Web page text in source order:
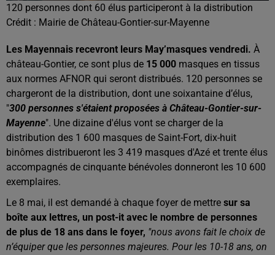
120 personnes dont 60 élus participeront à la distribution
Crédit : Mairie de Château-Gontier-sur-Mayenne
Les Mayennais recevront leurs May’masques vendredi. À
château-Gontier, ce sont plus de 15 000 masques en tissus
aux normes AFNOR qui seront distribués. 120 personnes se
chargeront de la distribution, dont une soixantaine d’élus,
"300 personnes s'étaient proposées à Château-Gontier-sur-
Mayenne". Une dizaine d'élus vont se charger de la
distribution des 1 600 masques de Saint-Fort, dix-huit
binômes distribueront les 3 419 masques d'Azé et trente élus
accompagnés de cinquante bénévoles donneront les 10 600
exemplaires.
Le 8 mai, il est demandé à chaque foyer de mettre sur sa
boîte aux lettres, un post-it avec le nombre de personnes
de plus de 18 ans dans le foyer, "nous avons fait le choix de
n’équiper que les personnes majeures. Pour les 10-18 ans, on